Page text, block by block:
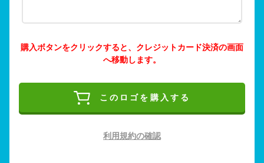
購入ボタンをクリックすると、クレジットカード決済の画面
へ移動します。
このロゴを購入する
利用規約の確認